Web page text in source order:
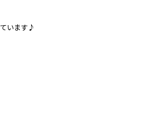
います♪